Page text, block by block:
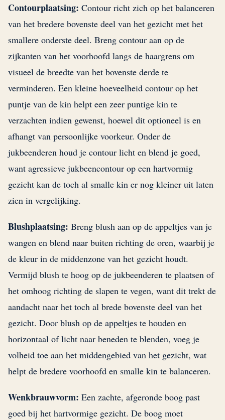
Contourplaatsing: Contour richt zich op het balanceren
van het bredere bovenste deel van het gezicht met het
smallere onderste deel. Breng contour aan op de
zijkanten van het voorhoofd langs de haargrens om
visueel de breedte van het bovenste derde te
verminderen. Een kleine hoeveelheid contour op het
puntje van de kin helpt een zeer puntige kin te
verzachten indien gewenst, hoewel dit optioneel is en
afhangt van persoonlijke voorkeur. Onder de
jukbeenderen houd je contour licht en blend je goed,
want agressieve jukbeencontour op een hartvormig
gezicht kan de toch al smalle kin er nog kleiner uit laten
zien in vergelijking.
Blushplaatsing: Breng blush aan op de appeltjes van je
wangen en blend naar buiten richting de oren, waarbij je
de kleur in de middenzone van het gezicht houdt.
Vermijd blush te hoog op de jukbeenderen te plaatsen of
het omhoog richting de slapen te vegen, want dit trekt de
aandacht naar het toch al brede bovenste deel van het
gezicht. Door blush op de appeltjes te houden en
horizontaal of licht naar beneden te blenden, voeg je
volheid toe aan het middengebied van het gezicht, wat
helpt de bredere voorhoofd en smalle kin te balanceren.
Wenkbrauwvorm: Een zachte, afgeronde boog past
goed bij het hartvormige gezicht. De boog moet